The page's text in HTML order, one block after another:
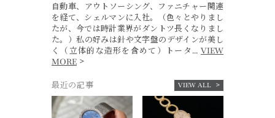
自動車、アウトソーシング、ファニチャー関連
を経て、シェルマンに入社。（色々とやりまし
たが、今では時計業界がダントツ長くなりまし
た。）私の好みは針や文字盤のデザインが美し
く（立体的な造形を含めて）トータ... VIEW
MORE
最近の記事 VIEW ALL